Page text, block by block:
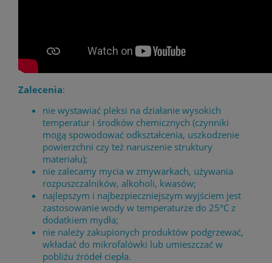
Zalecenia:
nie wystawiać pleksi na działanie wysokich
temperatur i środków chemicznych (czynniki
mogą spowodować odkształcenia, uszkodzenie
powierzchni czy też naruszenie struktury
materiału);
nie zalecamy mycia w zmywarkach, używania
rozpuszczalników, alkoholi, kwasów;
najlepszym i najbezpieczniejszym wyjściem jest
zastosowanie wody w temperaturze do 25°C z
dodatkiem mydła;
nie należy zakupionych produktów podgrzewać,
wkładać do mikrofalówki lub umieszczać w
pobliżu źródeł ciepła.